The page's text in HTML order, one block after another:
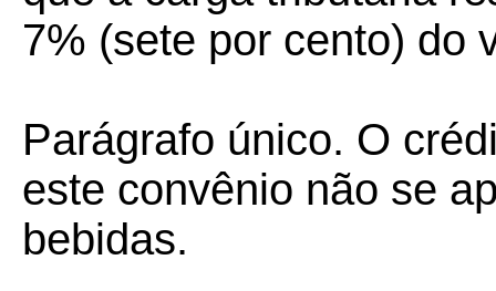
7% (sete por cento) do
Parágrafo único. O
este convênio não se
bebidas.